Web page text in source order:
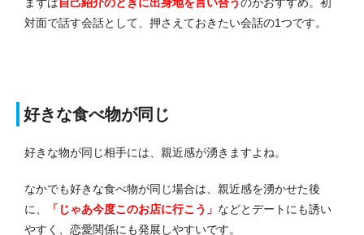
対面で話す会話として、押さえておきたい会話の1つです。
好きな食べ物が同じ
好きな物が同じ相手には、親近感が湧きますよね。
なかでも好きな食べ物が同じ場合は、親近感を湧かせた後
に、
「じゃあ今度このお店に行こう」 などとデートにも誘い
やすく、恋愛関係にも発展しやすいです。